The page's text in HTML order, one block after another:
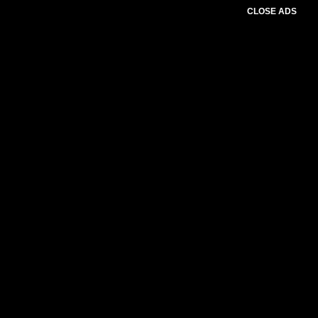
CLOSE ADS